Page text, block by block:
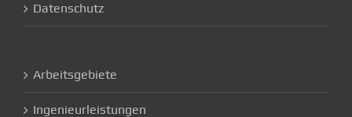
Datenschutz
Arbeitsgebiete
Ingenieurleistungen